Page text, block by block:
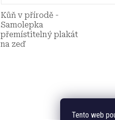
Tento web
Kůň v přírodě -
Samolepka
přemístitelný plakát
na zeď